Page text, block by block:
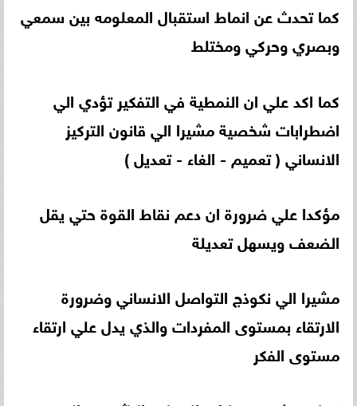
كما تحدث عن انماط استقبال المعلومه بين سمعي
وبصري وحركي ومختلط
كما اكد علي ان النمطية في التفكير تؤدي الي
اضطرابات شخصية مشيرا الي قانون التركيز
الانساني ( تعميم - الغاء - تعديل )
مؤكدا علي ضرورة ان دعم نقاط القوة حتي يقل
الضعف ويسهل تعديلة
مشيرا الي نكوذج التواصل الانساني وضرورة
الارتقاء بمستوى المفردات والذي يدل علي ارتقاء
مستوى الفكر